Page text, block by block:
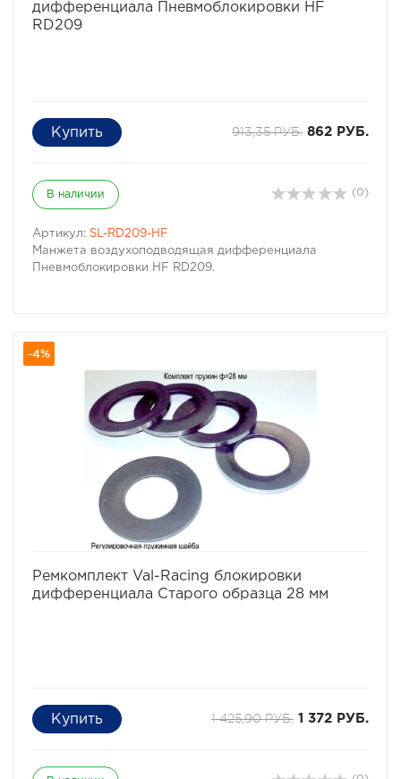
дифференциала Пневмоблокировки HF
RD209
913,35 РУБ. 862 РУБ.
В наличии (0)
Артикул: SL-RD209-HF
Манжета воздухоподводящая дифференциала
Пневмоблокировки HF RD209.
-4%
Ремкомплект Val-Racing блокировки
дифференциала Старого образца 28 мм
1 425,90 РУБ. 1 372 РУБ.